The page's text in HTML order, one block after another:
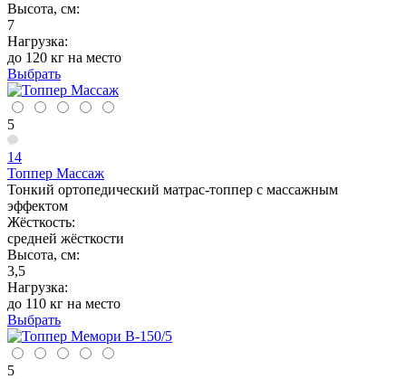
Высота, см:
7
Нагрузка:
до 120 кг на место
Выбрать
5
14
Топпер Массаж
Тонкий ортопедический матрас-топпер с массажным
эффектом
Жёсткость:
средней жёсткости
Высота, см:
3,5
Нагрузка:
до 110 кг на место
Выбрать
5